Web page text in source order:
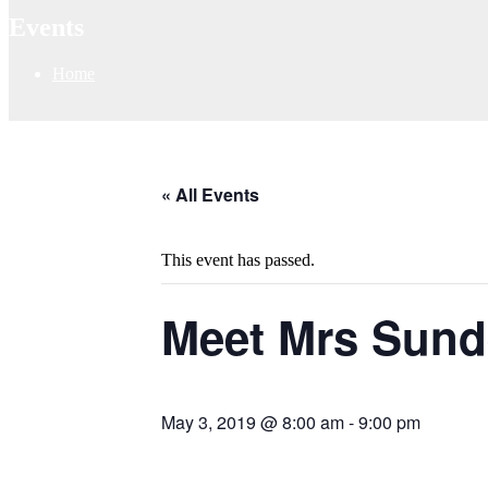
« All Events
This event has passed.
Meet Mrs
May 3, 2019 @ 8:00 am-9:00 pm